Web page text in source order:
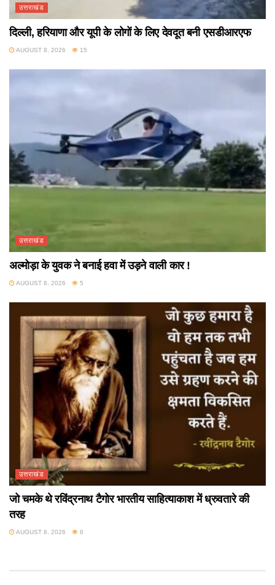
उत्तराखंड
दिल्ली, हरियाणा और यूपी के लोगों के लिए देवदूत बनी एसडीआरएफ
AUGUST 8, 2026 15
उत्तराखंड
अल्मोड़ा के युवक ने बनाई हवा में उड़ने वाली कार !
AUGUST 8, 2026 5
उत्तराखंड
जो चमके थे रविंद्रनाथ टैगोर भारतीय साहित्याकाश में ध्रुवतारे की
तरह
AUGUST 8, 2026 6